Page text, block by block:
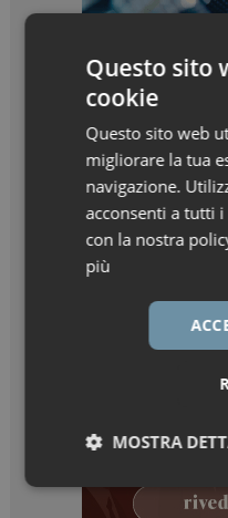
Questo sito
cookie
Questo sito web
migliorare la tua
navigazione.
acconsenti a tutti
con la nostra
più
MOSTRA
Necessari